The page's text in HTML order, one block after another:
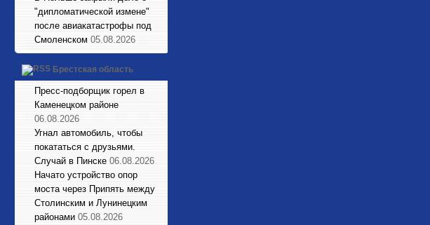
"дипломатической измене"
после авиакатастрофы под
Смоленском 05.08.2026
Брестская область
Пресс-подборщик горел в
Каменецком районе
06.08.2026
Угнал автомобиль, чтобы
покататься с друзьями.
Случай в Пинске 06.08.2026
Начато устройство опор
моста через Припять между
Столинским и Лунинецким
районами 05.08.2026